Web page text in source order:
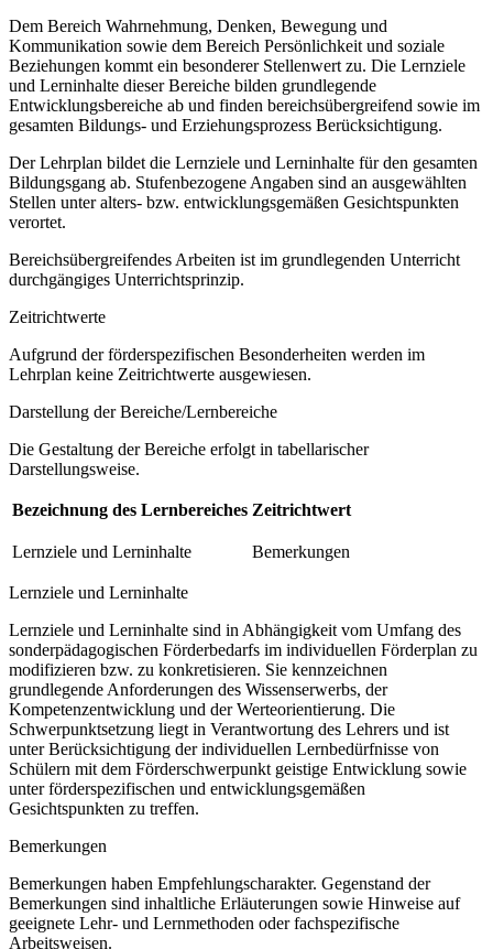
Dem Bereich Wahrnehmung, Denken, Bewegung und
Kommunikation sowie dem Bereich Persönlichkeit und soziale
Beziehungen kommt ein besonderer Stellenwert zu. Die Lernziele
und Lerninhalte dieser Bereiche bilden grundlegende
Entwicklungsbereiche ab und finden bereichsübergreifend sowie im
gesamten Bildungs- und Erziehungsprozess Berücksichtigung.
Der Lehrplan bildet die Lernziele und Lerninhalte für den gesamten
Bildungsgang ab. Stufenbezogene Angaben sind an ausgewählten
Stellen unter alters- bzw. entwicklungsgemäßen Gesichtspunkten
verortet.
Bereichsübergreifendes Arbeiten ist im grundlegenden Unterricht
durchgängiges Unterrichtsprinzip.
Zeitrichtwerte
Aufgrund der förderspezifischen Besonderheiten werden im
Lehrplan keine Zeitrichtwerte ausgewiesen.
Darstellung der Bereiche/Lernbereiche
Die Gestaltung der Bereiche erfolgt in tabellarischer
Darstellungsweise.
Bezeichnung des Lernbereiches Zeitrichtwert
Lernziele und Lerninhalte Bemerkungen
Lernziele und Lerninhalte
Lernziele und Lerninhalte sind in Abhängigkeit vom Umfang des
sonderpädagogischen Förderbedarfs im individuellen Förderplan zu
modifizieren bzw. zu konkretisieren. Sie kennzeichnen
grundlegende Anforderungen des Wissenserwerbs, der
Kompetenzentwicklung und der Werteorientierung. Die
Schwerpunktsetzung liegt in Verantwortung des Lehrers und ist
unter Berücksichtigung der individuellen Lernbedürfnisse von
Schülern mit dem Förderschwerpunkt geistige Entwicklung sowie
unter förderspezifischen und entwicklungsgemäßen
Gesichtspunkten zu treffen.
Bemerkungen
Bemerkungen haben Empfehlungscharakter. Gegenstand der
Bemerkungen sind inhaltliche Erläuterungen sowie Hinweise auf
geeignete Lehr- und Lernmethoden oder fachspezifische
Arbeitsweisen.